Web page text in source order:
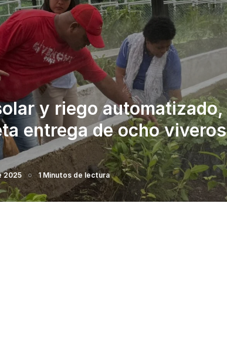
y riego automatizado,
entrega de ocho viveros
2025 1 Minutos de lectura